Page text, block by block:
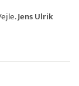
Jens Ulrik